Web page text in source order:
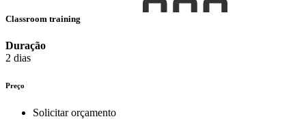
Classroom training
Duração
2 dias
Preço
Solicitar orçamento